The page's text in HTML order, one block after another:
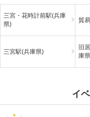
三宮・花時計前駅(兵庫
県)
貿
三宮駅(兵庫県)
旧
庫
イ